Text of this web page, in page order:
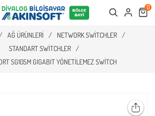
Search Cart
0
AĞ ÜRÜNLERI / NETWORK SWITCHLER
/
STANDART SWITCHLER /
SG105M GIGABIT YÖNETILEMEZ SWITCH